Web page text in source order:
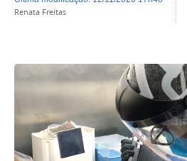
Renata Freitas